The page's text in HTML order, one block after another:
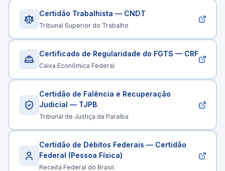
Certidão Trabalhista — CNDT
Tribunal Superior do Trabalho
Certificado de Regularidade do FGTS — CRF
Caixa Econômica Federal
Certidão de Falência e Recuperação
Judicial — TJPB
Tribunal de Justiça da Paraíba
Certidão de Débitos Federais — Certidão
Federal (Pessoa Física)
Receita Federal do Brasil